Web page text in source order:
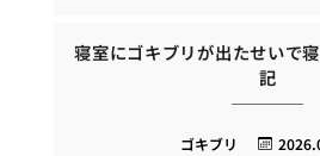
寝室にゴキブリが出たせいで
記
ゴキブリ